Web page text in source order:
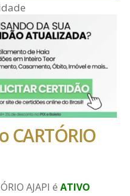
CARTÓRIO
AJAPI éATIVO